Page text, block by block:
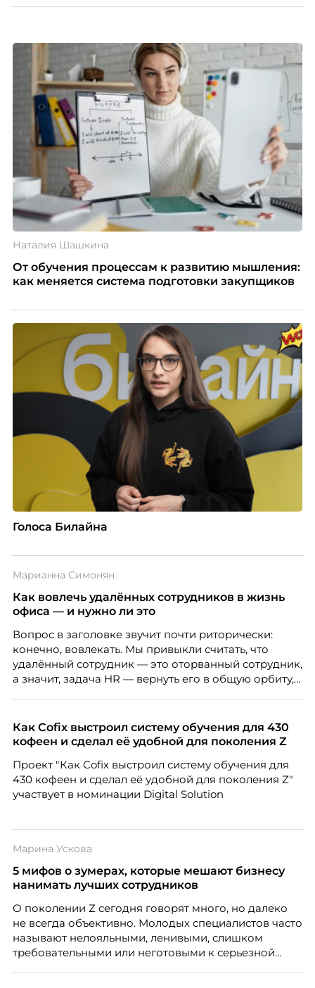
Наталия Шашкина
От обучения процессам к развитию мышления:
как меняется система подготовки закупщиков
Голоса Билайна
Марианна Симонян
Как вовлечь удалённых сотрудников в жизнь
офиса — и нужно ли это
Вопрос в заголовке звучит почти риторически:
конечно, вовлекать. Мы привыкли считать, что
удалённый сотрудник — это оторванный сотрудник,
а значит, задача HR — вернуть его в общую орбиту,
вовлечения, стоит остановиться на неудобном
факте: данные говорят ровно обратное тому, что
подсказывает интуиция. Автор свежего выпуска
Марианна Симонян — HR Tech лидер, эксперт по
People Analytics, приглашённый лектор НИУ ВШЭ и
МИФИ, автор книги «Дао женской карьеры».
Как Cofix выстроил систему обучения для 430
кофеен и сделал её удобной для поколения Z
Проект "Как Cofix выстроил систему обучения для
430 кофеен и сделал её удобной для поколения Z"
участвует в номинации Digital Solution
Марина Ускова
5 мифов о зумерах, которые мешают бизнесу
нанимать лучших сотрудников
О поколении Z сегодня говорят много, но далеко
не всегда объективно. Молодых специалистов часто
называют нелояльными, ленивыми, слишком
требовательными или неготовыми к серьезной